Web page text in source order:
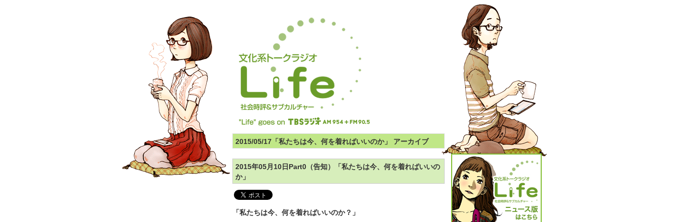
2015/05/17「私たちは今、何を着ればいいのか」 アーカイブ
2015年05月10日Part0（告知）「私たちは今、何を着ればいいの
か」
「私たちは今、何を着ればいいのか？」